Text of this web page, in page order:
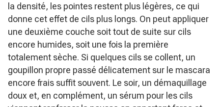
la densité, les pointes restent plus légères, ce qui
donne cet effet de cils plus longs. On peut appliquer
une deuxième couche soit tout de suite sur cils
encore humides, soit une fois la première
totalement sèche. Si quelques cils se collent, un
goupillon propre passé délicatement sur le mascara
encore frais suffit souvent. Le soir, un démaquillage
doux et, en complément, un sérum pour les cils